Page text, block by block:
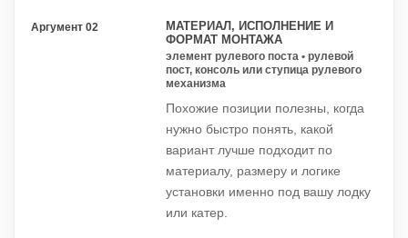
Аргумент 02
МАТЕРИАЛ, ИСПОЛНЕНИЕ И
ФОРМАТ МОНТАЖА
элемент рулевого поста • рулевой
пост, консоль или ступица рулевого
механизма
Похожие позиции полезны, когда
нужно быстро понять, какой
вариант лучше подходит по
материалу, размеру и логике
установки именно под вашу лодку
или катер.